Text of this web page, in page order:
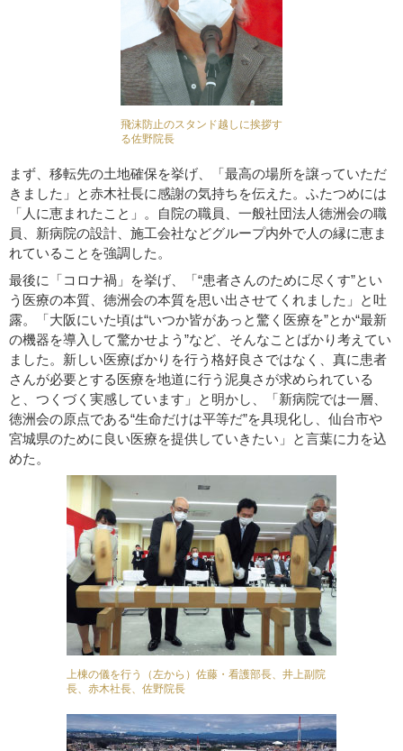
飛沫防止のスタンド越しに挨拶す
る佐野院長
まず、移転先の土地確保を挙げ、「最高の場所を譲っていただ
きました」と赤木社長に感謝の気持ちを伝えた。ふたつめには
「人に恵まれたこと」。自院の職員、一般社団法人徳洲会の職
員、新病院の設計、施工会社などグループ内外で人の縁に恵ま
れていることを強調した。
最後に「コロナ禍」を挙げ、「“患者さんのために尽くす”とい
う医療の本質、徳洲会の本質を思い出させてくれました」と吐
露。「大阪にいた頃は“いつか皆があっと驚く医療を”とか“最新
の機器を導入して驚かせよう”など、そんなことばかり考えてい
ました。新しい医療ばかりを行う格好良さではなく、真に患者
さんが必要とする医療を地道に行う泥臭さが求められている
と、つくづく実感しています」と明かし、「新病院では一層、
徳洲会の原点である“生命だけは平等だ”を具現化し、仙台市や
宮城県のために良い医療を提供していきたい」と言葉に力を込
めた。
上棟の儀を行う（左から）佐藤・看護部長、井上副院
長、赤木社長、佐野院長